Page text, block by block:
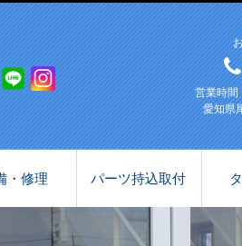
営業時間
愛知県
・修理 パーツ持込取付